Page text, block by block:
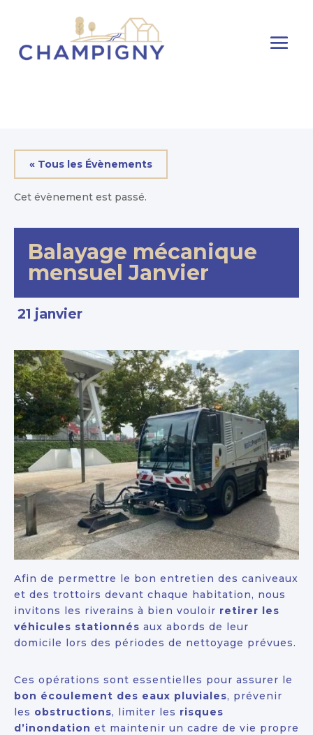
« Tous les Évènements
Cet évènement est passé.
Balayage mécanique
mensuel Janvier
21 janvier
Afin de permettre le bon entretien des caniveaux
et des trottoirs devant chaque habitation, nous
invitons les riverains à bien vouloir retirer les
véhicules stationnés aux abords de leur
domicile lors des périodes de nettoyage prévues.
Ces opérations sont essentielles pour assurer le
bon écoulement des eaux pluviales, prévenir
les obstructions, limiter les risques
d’inondation et maintenir un cadre de vie propre